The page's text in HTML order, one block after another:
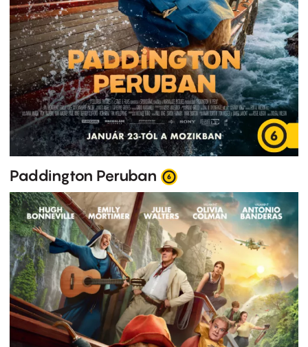
Paddington Peruban